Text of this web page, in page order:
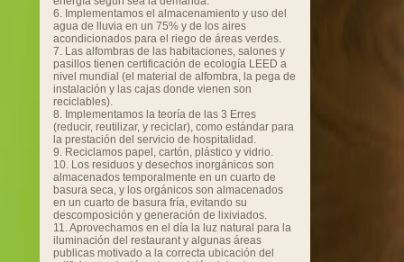
6. Implementamos el almacenamiento y uso del
agua de lluvia en un 75% y de los aires
acondicionados para el riego de áreas verdes.
7. Las alfombras de las habitaciones, salones y
pasillos tienen certificación de ecología LEED a
nivel mundial (el material de alfombra, la pega de
instalación y las cajas donde vienen son
reciclables).
8. Implementamos la teoría de las 3 Erres
(reducir, reutilizar, y reciclar), como estándar para
la prestación del servicio de hospitalidad.
9. Reciclamos papel, cartón, plástico y vidrio.
10. Los residuos y desechos inorgánicos son
almacenados temporalmente en un cuarto de
basura seca, y los orgánicos son almacenados
en un cuarto de basura fría, evitando su
descomposición y generación de lixiviados.
11. Aprovechamos en el día la luz natural para la
iluminación del restaurant y algunas áreas
publicas motivado a la correcta ubicación del